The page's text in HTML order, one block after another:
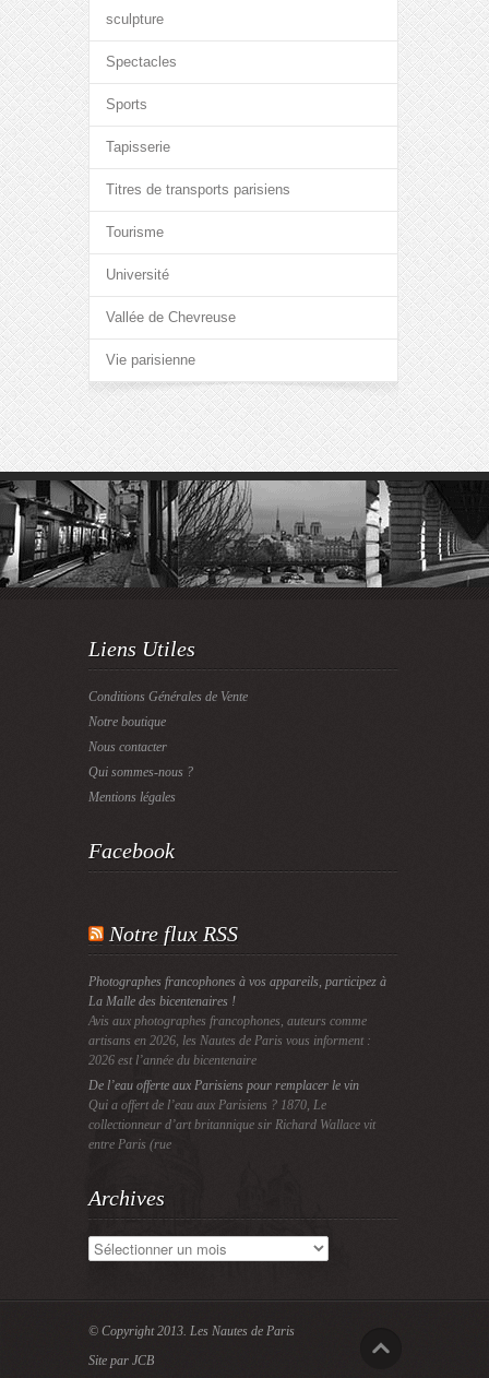
sculpture
Spectacles
Sports
Tapisserie
Titres de transports parisiens
Tourisme
Université
Vallée de Chevreuse
Vie parisienne
Liens Utiles
Conditions Générales de Vente
Notre boutique
Nous contacter
Qui sommes-nous ?
Mentions légales
Facebook
Notre flux RSS
Photographes francophones à vos appareils, participez à
La Malle des bicentenaires !
Avis aux photographes francophones, auteurs comme
artisans en 2026, les Nautes de Paris vous informent :
2026 est l’année du bicentenaire
De l’eau offerte aux Parisiens pour remplacer le vin
Qui a offert de l’eau aux Parisiens ? 1870, Le
collectionneur d’art britannique sir Richard Wallace vit
entre Paris (rue
Archives
Archives
© Copyright 2013. Les Nautes de Paris
Site par JCB